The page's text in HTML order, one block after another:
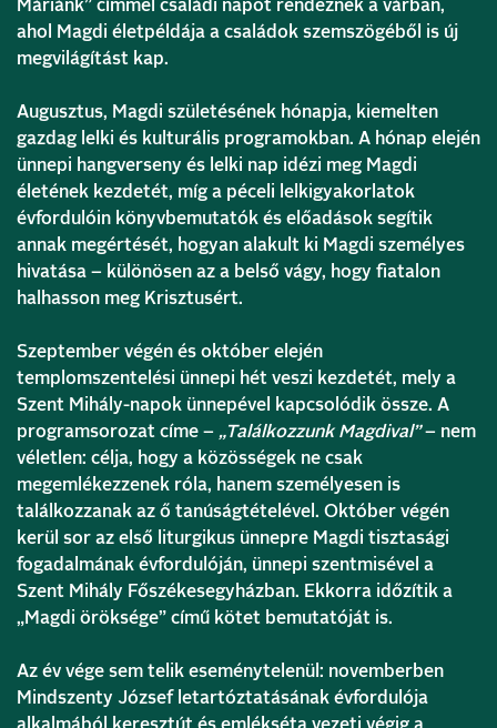
Máriánk” címmel családi napot rendeznek a várban,
ahol Magdi életpéldája a családok szemszögéből is új
megvilágítást kap.
Augusztus, Magdi születésének hónapja, kiemelten
gazdag lelki és kulturális programokban. A hónap elején
ünnepi hangverseny és lelki nap idézi meg Magdi
életének kezdetét, míg a péceli lelkigyakorlatok
évfordulóin könyvbemutatók és előadások segítik
annak megértését, hogyan alakult ki Magdi személyes
hivatása – különösen az a belső vágy, hogy fiatalon
halhasson meg Krisztusért.
Szeptember végén és október elején
templomszentelési ünnepi hét veszi kezdetét, mely a
Szent Mihály-napok ünnepével kapcsolódik össze. A
programsorozat címe – „Találkozzunk Magdival”– nem
véletlen: célja, hogy a közösségek ne csak
megemlékezzenek róla, hanem személyesen is
találkozzanak az ő tanúságtételével. Október végén
kerül sor az első liturgikus ünnepre Magdi tisztasági
fogadalmának évfordulóján, ünnepi szentmisével a
Szent Mihály Főszékesegyházban. Ekkorra időzítik a
„Magdi öröksége” című kötet bemutatóját is.
Az év vége sem telik eseménytelenül: novemberben
Mindszenty József letartóztatásának évfordulója